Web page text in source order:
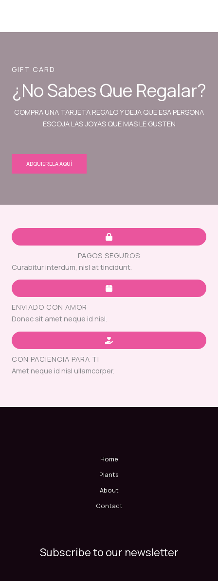
GIFT CARD
¿No Sabes Que Regalar?
COMPRA UNA TARJETA REGALO Y DEJA QUE ESA PERSONA
ESCOJA LAS JOYAS QUE MAS LE GUSTEN
ADQUIERELA AQUÍ
PAGOS SEGUROS
Curabitur interdum, nisl at tincidunt.
ENVIADO CON AMOR
Donec sit amet neque id nisl.
CON PACIENCIA PARA TI
Amet neque id nisl ullamcorper.
Home
Plants
About
Contact
Subscribe to our newsletter